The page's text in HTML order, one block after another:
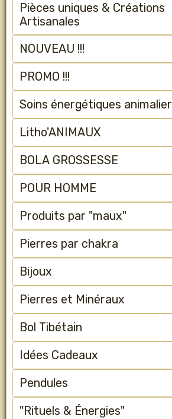
Pièces uniques & Créations
Artisanales
NOUVEAU !!!
PROMO !!!
Soins énergétiques animalier
Litho'ANIMAUX
BOLA GROSSESSE
POUR HOMME
Produits par "maux"
Pierres par chakra
Bijoux
Pierres et Minéraux
Bol Tibétain
Idées Cadeaux
Pendules
"Rituels & Énergies"